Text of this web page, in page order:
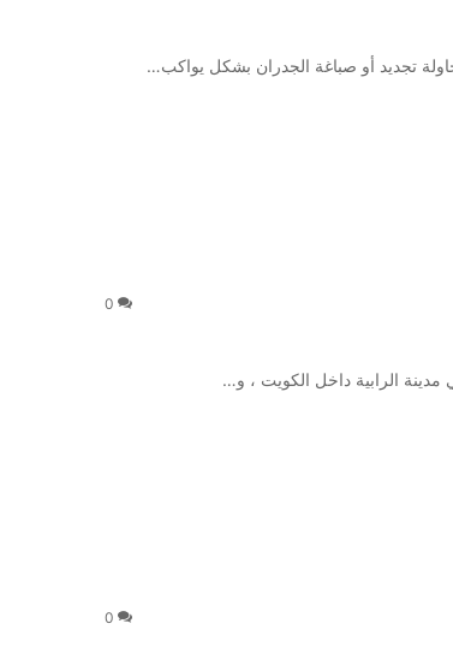
تجديد أو صباغة الجدران بشكل يواكب…
0
الرابية داخل الكويت ، و…
0